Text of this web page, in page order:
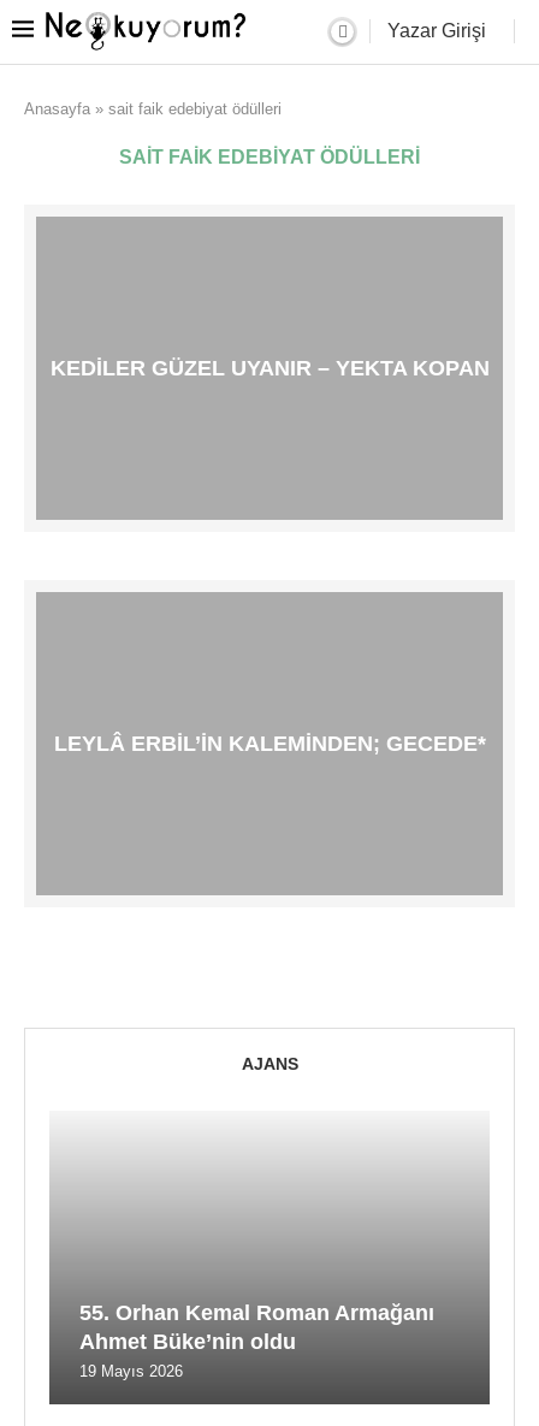
Yazar Girişi
Anasayfa » sait faik edebiyat ödülleri
SAIT FAIK EDEBIYAT ÖDÜLLERI
KEDILER GÜZEL UYANIR – YEKTA KOPAN
LEYLÂ ERBIL’IN KALEMINDEN; GECEDE*
AJANS
55. Orhan Kemal Roman Armağanı
Ahmet Büke’nin oldu
19 Mayıs 2026